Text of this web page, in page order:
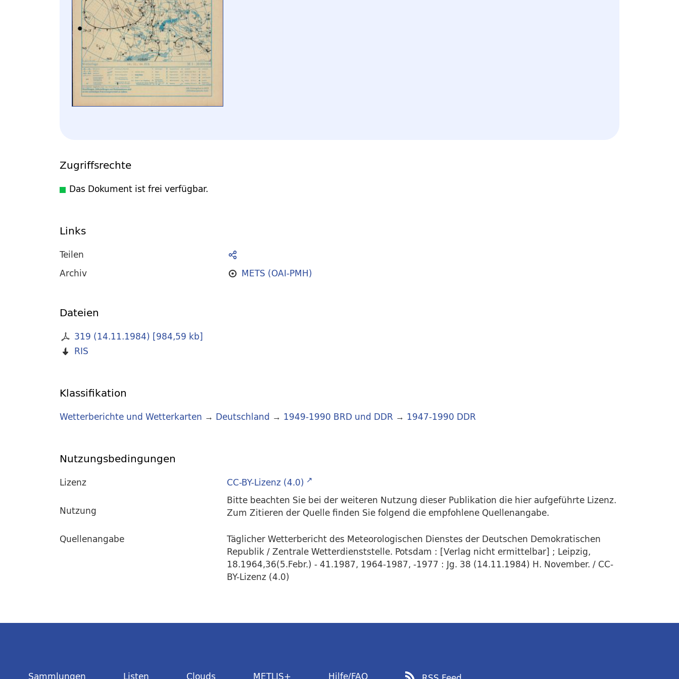
Zugriffsrechte
Das Dokument ist frei verfügbar.
Links
Teilen
Archiv
METS (OAI-PMH)
Dateien
319 (14.11.1984) [984,59 kb]
RIS
Klassifikation
Wetterberichte und Wetterkarten → Deutschland → 1949-1990 BRD und DDR → 1947-1990 DDR
Nutzungsbedingungen
Lizenz
CC-BY-Lizenz (4.0)
Nutzung
Bitte beachten Sie bei der weiteren Nutzung dieser Publikation die hier aufgeführte Lizenz.
Zum Zitieren der Quelle finden Sie folgend die empfohlene Quellenangabe.
Quellenangabe
Täglicher Wetterbericht des Meteorologischen Dienstes der Deutschen Demokratischen
Republik / Zentrale Wetterdienststelle. Potsdam : [Verlag nicht ermittelbar] ; Leipzig,
18.1964,36(5.Febr.) - 41.1987, 1964-1987, -1977 : Jg. 38 (14.11.1984) H. November. / CC-
BY-Lizenz (4.0)